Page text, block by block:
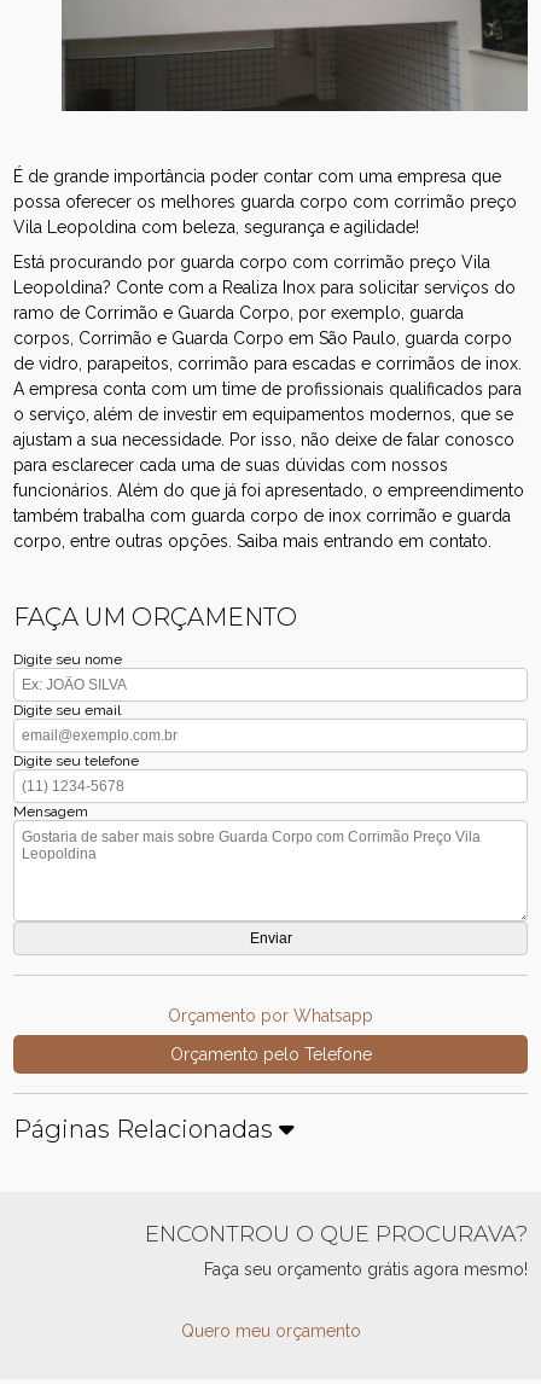
É de grande importância poder contar com uma empresa que
possa oferecer os melhores guarda corpo com corrimão preço
Vila Leopoldina com beleza, segurança e agilidade!
Está procurando por guarda corpo com corrimão preço Vila
Leopoldina? Conte com a Realiza Inox para solicitar serviços do
ramo de Corrimão e Guarda Corpo, por exemplo, guarda
corpos, Corrimão e Guarda Corpo em São Paulo, guarda corpo
de vidro, parapeitos, corrimão para escadas e corrimãos de inox.
A empresa conta com um time de profissionais qualificados para
o serviço, além de investir em equipamentos modernos, que se
ajustam a sua necessidade. Por isso, não deixe de falar conosco
para esclarecer cada uma de suas dúvidas com nossos
funcionários. Além do que já foi apresentado, o empreendimento
também trabalha com guarda corpo de inox corrimão e guarda
corpo, entre outras opções. Saiba mais entrando em contato.
FAÇA UM ORÇAMENTO
Digite seu nome
Digite seu email
Digite seu telefone
Mensagem
Orçamento por Whatsapp
Orçamento pelo Telefone
Páginas Relacionadas
ENCONTROU O QUE PROCURAVA?
Faça seu orçamento grátis agora mesmo!
Quero meu orçamento